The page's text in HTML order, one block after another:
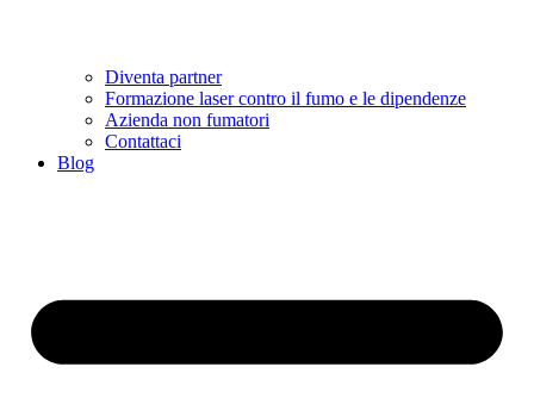
Diventa partner
Formazione laser contro il fumo e le dipendenze
Azienda non fumatori
Contattaci
Blog